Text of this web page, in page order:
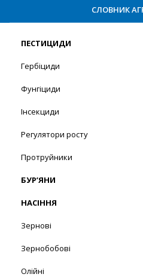
СЛОВНИК
ПЕСТИЦИДИ
Гербіциди
Фунгіциди
Інсекциди
Регулятори росту
Протруйники
БУР’ЯНИ
НАСІННЯ
Зернові
Зернобобові
Олійні